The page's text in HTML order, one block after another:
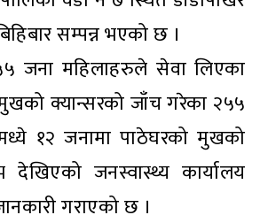
सम्पन्न भएको छ ।
जना महिलाहरुले सेवा लिएका
क्यान्सरको जाँच गरेका २५५
१२ जनामा पाठेघरको मुखको
देखिएको जनस्वास्थ्य कार्यालय
गराएको छ ।